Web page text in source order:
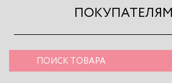
ПОКУПАТЕЛЯМ